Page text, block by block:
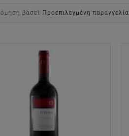
βάσει Προεπιλεγμένη παραγγελία
ΠΡΟΣΘΉΚΗ ΣΤΟ ΚΑΛΆΘΙ